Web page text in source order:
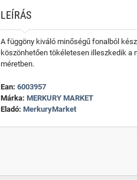
LEÍRÁS
A függöny kiváló minőségű fonalból
köszönhetően tökéletesen illeszkedik a
méretben.
Ean: 6003957
Márka: MERKURY MARKET
Eladó: MerkuryMarket